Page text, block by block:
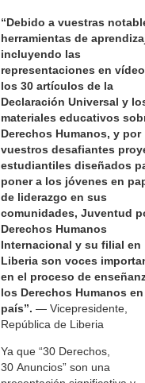
“Debido a vuestras
herramientas de
incluyendo las
representaciones en
los 30 artículos de la
Declaración Universal y
materiales educativos
Derechos Humanos, y por
vuestros desafiantes
estudiantiles diseñados
poner a los jóvenes en
de liderazgo en sus
comunidades, Juventud
Derechos Humanos
Internacional y su filial en
Liberia son voces
en el proceso de
los Derechos Humanos en
país”. — Vicepresidente,
República de Liberia
Ya que “30 Derechos,
30 Anuncios” son una